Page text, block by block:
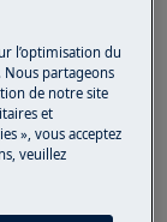
: avec
?
l’optimisation du
Nous partageons
de notre site
et
», vous acceptez
veuillez